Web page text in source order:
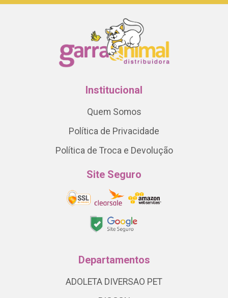
Institucional
Quem Somos
Política de Privacidade
Política de Troca e Devolução
Site Seguro
Departamentos
ADOLETA DIVERSAO PET